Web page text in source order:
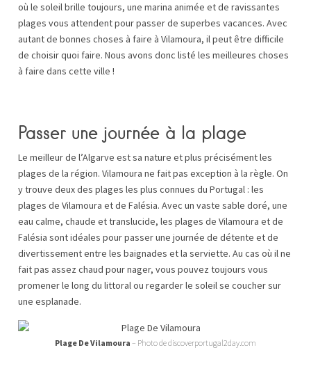
où le soleil brille toujours, une marina animée et de ravissantes
plages vous attendent pour passer de superbes vacances. Avec
autant de bonnes choses à faire à Vilamoura, il peut être difficile
de choisir quoi faire. Nous avons donc listé les meilleures choses
à faire dans cette ville !
Passer une journée à la plage
Le meilleur de l’Algarve est sa nature et plus précisément les
plages de la région. Vilamoura ne fait pas exception à la règle. On
y trouve deux des plages les plus connues du Portugal : les
plages de Vilamoura et de Falésia. Avec un vaste sable doré, une
eau calme, chaude et translucide, les plages de Vilamoura et de
Falésia sont idéales pour passer une journée de détente et de
divertissement entre les baignades et la serviette. Au cas où il ne
fait pas assez chaud pour nager, vous pouvez toujours vous
promener le long du littoral ou regarder le soleil se coucher sur
une esplanade.
Plage De Vilamoura – Photo de discoverportugal2day.com